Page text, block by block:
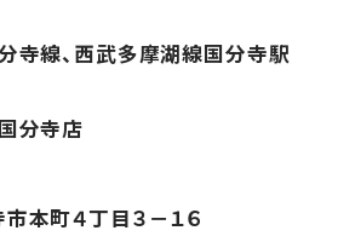
寺線、西武多摩湖線国分寺駅
分寺店
本町４丁目３－１６